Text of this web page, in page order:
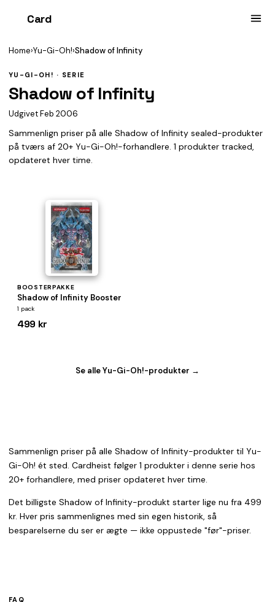
Card
Home›Yu-Gi-Oh!›Shadow of Infinity
YU-GI-OH! · SERIE
Shadow of Infinity
Udgivet Feb 2006
Sammenlign priser på alle Shadow of Infinity sealed-produkter
på tværs af 20+ Yu-Gi-Oh!-forhandlere. 1 produkter tracked,
opdateret hver time.
BOOSTERPAKKE
Shadow of Infinity Booster
1 pack
499 kr
Se alle Yu-Gi-Oh!-produkter →
Sammenlign priser på alle Shadow of Infinity-produkter til Yu-
Gi-Oh! ét sted. Cardheist følger 1 produkter i denne serie hos
20+ forhandlere, med priser opdateret hver time.
Det billigste Shadow of Infinity-produkt starter lige nu fra 499
kr. Hver pris sammenlignes med sin egen historik, så
besparelserne du ser er ægte — ikke oppustede "før"-priser.
FAQ